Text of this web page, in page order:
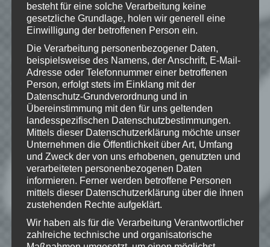
Schreibe einen Kommentar
Deine E-Mail-Adresse wird nicht
veröffentlicht. Erforderliche Felder
sind mit*markiert
Kommentar*
besteht für eine solche Verarbeitung keine
gesetzliche Grundlage, holen wir generell eine
Einwilligung der betroffenen Person ein.
Die Verarbeitung personenbezogener Daten,
beispielsweise des Namens, der Anschrift, E-Mail-
Adresse oder Telefonnummer einer betroffenen
Person, erfolgt stets im Einklang mit der
Datenschutz-Grundverordnung und in
Übereinstimmung mit den für uns geltenden
landesspezifischen Datenschutzbestimmungen.
Mittels dieser Datenschutzerklärung möchte unser
Unternehmen die Öffentlichkeit über Art, Umfang
und Zweck der von uns erhobenen, genutzten und
verarbeiteten personenbezogenen Daten
informieren. Ferner werden betroffene Personen
mittels dieser Datenschutzerklärung über die ihnen
zustehenden Rechte aufgeklärt.
Wir haben als für die Verarbeitung Verantwortlicher
zahlreiche technische und organisatorische